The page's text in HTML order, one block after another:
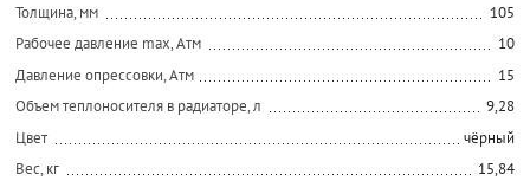
Толщина, мм
105
Рабочее давление max, Атм
10
Давление опрессовки, Атм
15
Объем теплоносителя в радиаторе, л
9,28
Цвет
чёрный
Вес, кг
15,84